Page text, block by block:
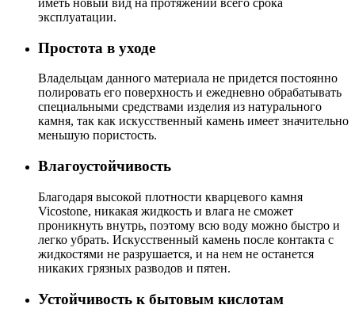
иметь новый вид на протяжении всего срока
эксплуатации.
Простота в уходе
Владельцам данного материала не придется постоянно
полировать его поверхность и ежедневно обрабатывать
специальными средствами изделия из натурального
камня, так как искусственный камень имеет значительно
меньшую пористость.
Влагоустойчивость
Благодаря высокой плотности кварцевого камня
Vicostone, никакая жидкость и влага не сможет
проникнуть внутрь, поэтому всю воду можно быстро и
легко убрать. Искусственный камень после контакта с
жидкостями не разрушается, и на нем не останется
никаких грязных разводов и пятен.
Устойчивость к бытовым кислотам